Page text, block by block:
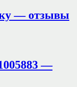
— отзывы
—